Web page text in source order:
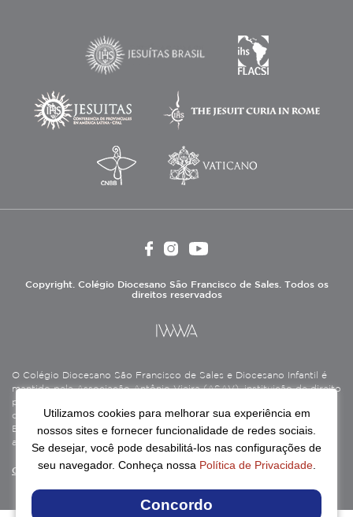
Copyright. Colégio Diocesano São Francisco de Sales. Todos os
direitos reservados
O Colégio Diocesano São Francisco de Sales e Diocesano Infantil é
mantido pela Associação Antônio Vieira (ASAV), instituição de direito
privado sem fins lucrativos, filantrópica, de natureza educativa,
cultural, assistencial e beneficente, certificada como Entidade
Beneficente de Assistência Social (CEBAS), nas áreas de educação e
assistência social.
Continue lendo
Utilizamos cookies para melhorar sua experiência em
nossos sites e fornecer funcionalidade de redes sociais.
Se desejar, você pode desabilitá-los nas configurações de
seu navegador. Conheça nossa Política de Privacidade.
Concordo